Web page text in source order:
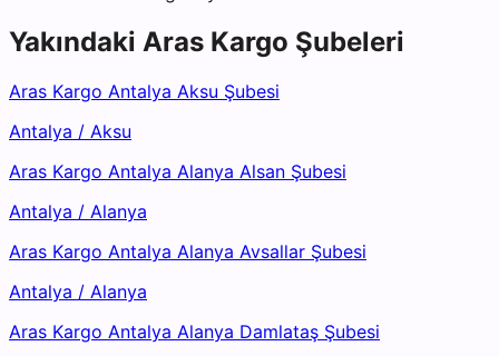
Yakındaki Aras Kargo Şubeleri
Aras Kargo Antalya Aksu Şubesi
Antalya / Aksu
Aras Kargo Antalya Alanya Alsan Şubesi
Antalya / Alanya
Aras Kargo Antalya Alanya Avsallar Şubesi
Antalya / Alanya
Aras Kargo Antalya Alanya Damlataş Şubesi